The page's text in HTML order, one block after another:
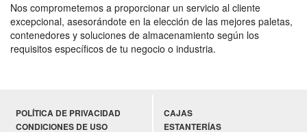
Nos comprometemos a proporcionar un servicio al cliente
excepcional, asesorándote en la elección de las mejores paletas,
contenedores y soluciones de almacenamiento según los
requisitos específicos de tu negocio o industria.
POLÍTICA DE PRIVACIDAD
CONDICIONES DE USO
CAJAS
ESTANTERÍAS